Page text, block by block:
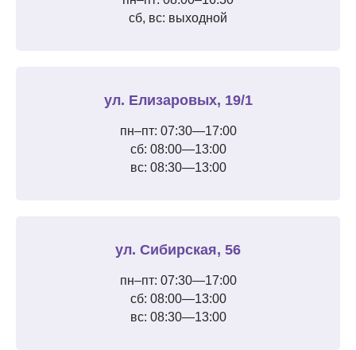
сб, вс: выходной
ул. Елизаровых, 19/1
пн–пт: 07:30—17:00
сб: 08:00—13:00
вс: 08:30—13:00
ул. Сибирская, 56
пн–пт: 07:30—17:00
сб: 08:00—13:00
вс: 08:30—13:00